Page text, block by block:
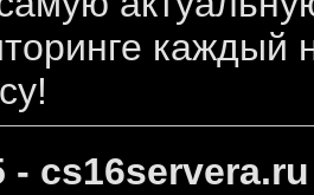
каждый
- cs16servera.ru